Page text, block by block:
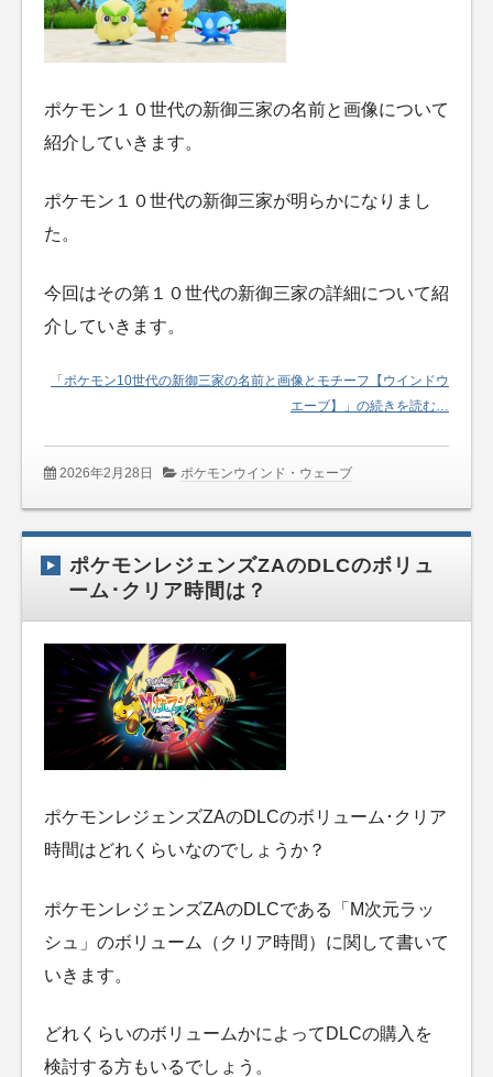
ポケモン１０世代の新御三家の名前と画像について
紹介していきます。
ポケモン１０世代の新御三家が明らかになりまし
た。
今回はその第１０世代の新御三家の詳細について紹
介していきます。
「ポケモン10世代の新御三家の名前と画像とモチーフ【ウインドウ
エーブ】」の続きを読む…
2026年2月28日 ポケモンウインド・ウェーブ
ポケモンレジェンズZAのDLCのボリュ
ーム･クリア時間は？
ポケモンレジェンズZAのDLCのボリューム･クリア
時間はどれくらいなのでしょうか？
ポケモンレジェンズZAのDLCである「M次元ラッ
シュ」のボリューム（クリア時間）に関して書いて
いきます。
どれくらいのボリュームかによってDLCの購入を
検討する方もいるでしょう。